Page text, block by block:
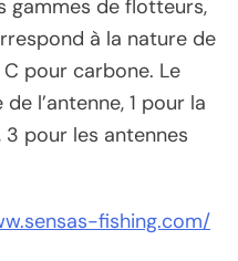
gammes de flotteurs,
à la nature de
pour carbone. Le
l’antenne, 1 pour la
pour les antennes
fishing.com/